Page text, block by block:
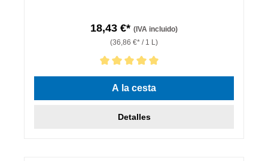
18,43 €* (IVA incluido)
(36,86 €* / 1 L)
Calificación promedio de 5 de 5 estrellas
A la cesta
Detalles